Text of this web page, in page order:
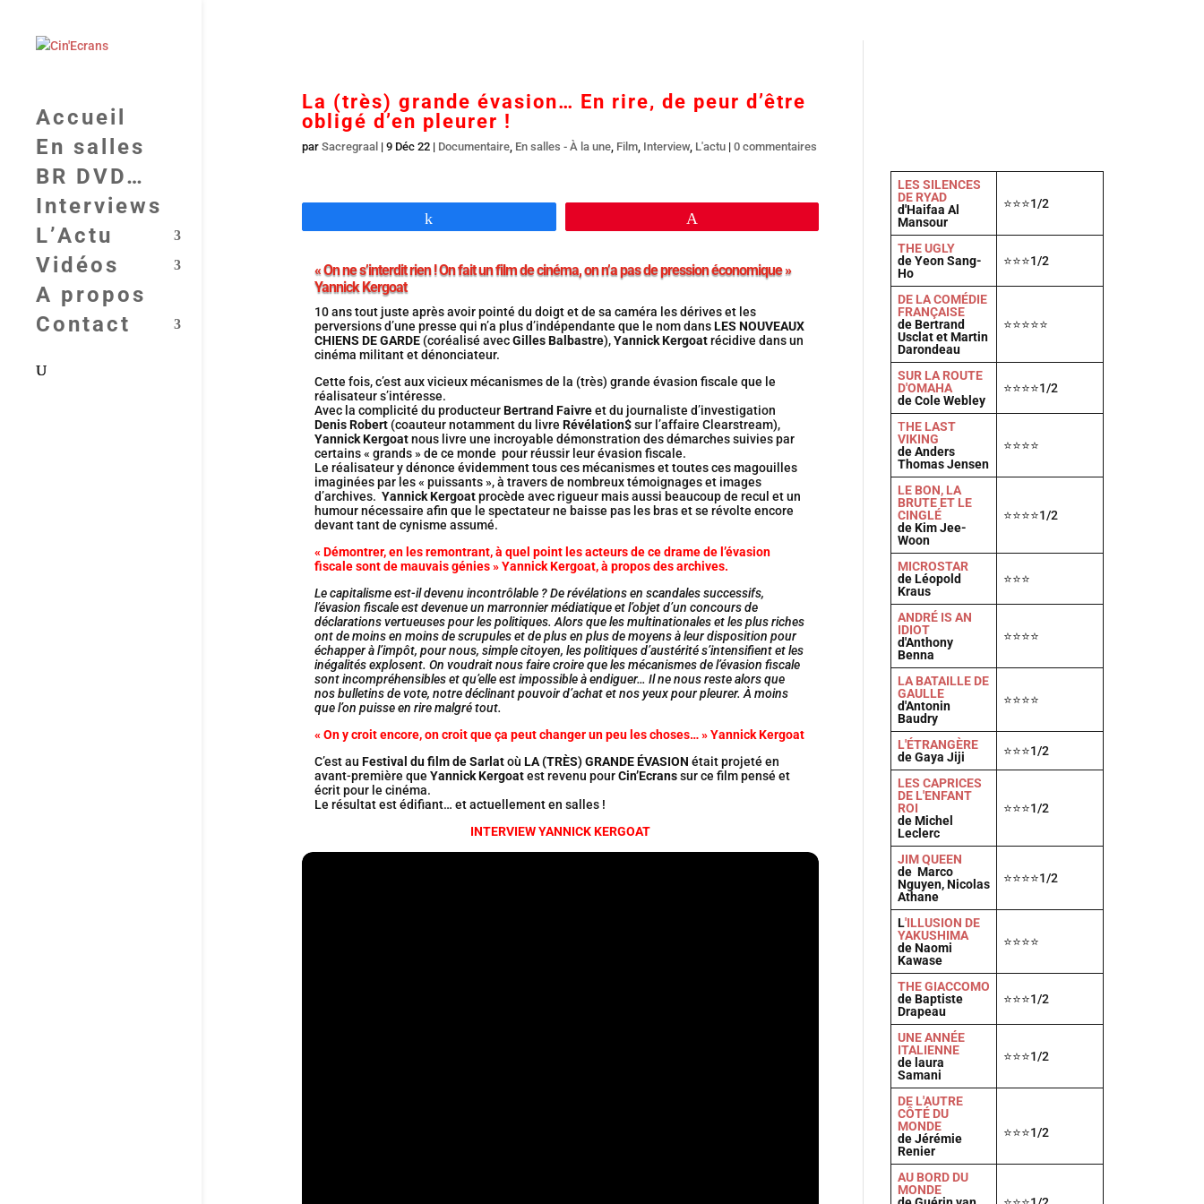
Accueil
En salles
BR DVD…
Interviews
L’Actu
Vidéos
A propos
Contact
La (très) grande évasion… En rire, de peur d’être
obligé d’en pleurer !
par Sacregraal | 9 Déc 22| Documentaire, En salles - À la une, Film, Interview, L'actu| 0 commentaires
« On ne s’interdit rien ! On fait un film de cinéma, on n’a pas de pression économique »
Yannick Kergoat
10 ans tout juste après avoir pointé du doigt et de sa caméra les dérives et les
perversions d’une presse qui n’a plus d’indépendante que le nom dansLES NOUVEAUX
CHIENS DE GARDE(coréalisé avecGilles Balbastre),Yannick Kergoatrécidive dans un
cinéma militant et dénonciateur.
Cette fois, c’est aux vicieux mécanismes de la (très) grande évasion fiscale que le
réalisateur s’intéresse.
Avec la complicité du producteurBertrand Faivreet du journaliste d’investigation
Denis Robert(coauteur notamment du livre Révélation$sur l’affaire Clearstream),
Yannick Kergoatnous livre une incroyable démonstration des démarches suivies par
certains « grands » de ce monde pour réussir leur évasion fiscale.
Le réalisateur y dénonce évidemment tous ces mécanismes et toutes ces magouilles
imaginées par les « puissants », à travers de nombreux témoignages et images
d’archives. Yannick Kergoatprocède avec rigueur mais aussi beaucoup de recul et un
humour nécessaire afin que le spectateur ne baisse pas les bras et se révolte encore
devant tant de cynisme assumé.
« Démontrer, en les remontrant, à quel point les acteurs de ce drame de l’évasion
fiscale sont de mauvais génies » Yannick Kergoat, à propos des archives.
Le capitalisme est-il devenu incontrôlable ? De révélations en scandales successifs,
l’évasion fiscale est devenue un marronnier médiatique et l’objet d’un concours de
déclarations vertueuses pour les politiques. Alors que les multinationales et les plus riches
ont de moins en moins de scrupules et de plus en plus de moyens à leur disposition pour
échapper à l’impôt, pour nous, simple citoyen, les politiques d’austérité s’intensifient et les
inégalités explosent. On voudrait nous faire croire que les mécanismes de l’évasion fiscale
sont incompréhensibles et qu’elle est impossible à endiguer… Il ne nous reste alors que
nos bulletins de vote, notre déclinant pouvoir d’achat et nos yeux pour pleurer. À moins
que l’on puisse en rire malgré tout.
« On y croit encore, on croit que ça peut changer un peu les choses… » Yannick Kergoat
C’est au Festival du film de Sarlatoù LA (TRÈS) GRANDE ÉVASION était projeté en
avant-première que Yannick Kergoatest revenu pourCin’Ecranssur ce film pensé et
écrit pour le cinéma.
Le résultat est édifiant… et actuellement en salles !
INTERVIEW YANNICK KERGOAT
LES SILENCES
DE RYAD
d'Haifaa Al
Mansour
⭐⭐⭐1/2
THE UGLY
de Yeon Sang-
Ho
⭐⭐⭐1/2
DE LA COMÉDIE
FRANÇAISE
de Bertrand
Usclat et Martin
Darondeau
⭐⭐⭐⭐⭐
SUR LA ROUTE
D'OMAHA
de Cole Webley
⭐⭐⭐⭐1/2
THE LAST
VIKING
de Anders
Thomas Jensen
⭐⭐⭐⭐
LE BON, LA
BRUTE ET LE
CINGLÉ
de Kim Jee-
Woon
⭐⭐⭐⭐1/2
MICROSTAR
de Léopold
Kraus
⭐⭐⭐
ANDRÉ IS AN
IDIOT
d'Anthony
Benna
⭐⭐⭐⭐
LA BATAILLE DE
GAULLE
d'Antonin
Baudry
⭐⭐⭐⭐
L'ÉTRANGÈRE
de Gaya Jiji
⭐⭐⭐1/2
LES CAPRICES
DE L'ENFANT
ROI
de Michel
Leclerc
⭐⭐⭐1/2
JIM QUEEN
de Marco
Nguyen, Nicolas
Athane
⭐⭐⭐⭐1/2
L'ILLUSION DE
YAKUSHIMA
de Naomi
Kawase
⭐⭐⭐⭐
THE GIACCOMO
de Baptiste
Drapeau
⭐⭐⭐1/2
UNE ANNÉE
ITALIENNE
de laura
Samani
⭐⭐⭐1/2
DE L'AUTRE
CÔTÉ DU
MONDE
de Jérémie
Renier
⭐⭐⭐1/2
AU BORD DU
MONDE